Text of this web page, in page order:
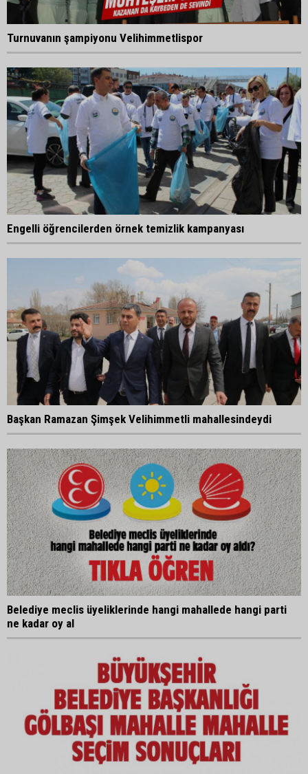
Turnuvanın şampiyonu Velihimmetlispor
Engelli öğrencilerden örnek temizlik kampanyası
Başkan Ramazan Şimşek Velihimmetli mahallesindeydi
Belediye meclis üyeliklerinde hangi mahallede hangi parti
ne kadar oy al